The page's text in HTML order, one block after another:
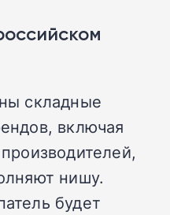
складные
включая
нишу.
будет